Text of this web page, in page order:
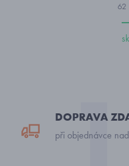
62
DOPRAVA
při objednávce